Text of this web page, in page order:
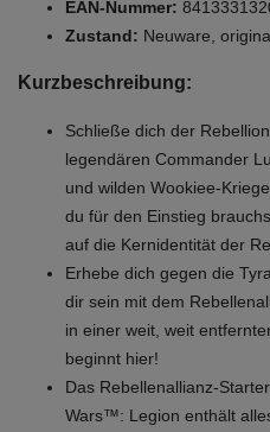
EAN-Nummer:
Zustand: Neuware,
Kurzbeschreibung:
Schließe dich der
legendären Commander
und wilden Wookiee-
du für den Einstieg
auf die Kernidentität der
Erhebe dich gegen die
dir sein mit dem
in einer weit, weit
beginnt hier!
Das Rebellenallianz-
Wars™: Legion enthält